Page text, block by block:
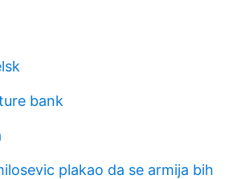
bank
plakao da se armija bih